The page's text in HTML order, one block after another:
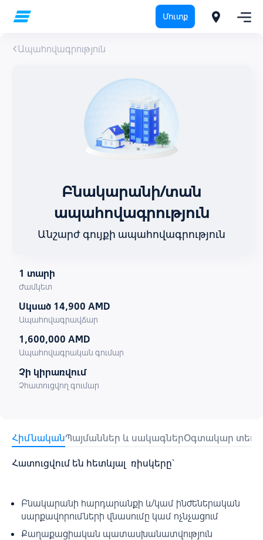
Մուտք
Ապահովագրություն
Բնակարանի/տան
ապահովագրություն
Անշարժ գույքի ապահովագրություն
1 տարի
Ժամկետ
Սկսած 14,900 AMD
Ապահովագրավճար
1,600,000 AMD
Ապահովագրական գումար
Չի կիրառվում
Չհատուցվող գումար
ՀիմնականՊայմաններ և սակագներՕգտակար
Հատուցվում են հետևյալ ռիսկերը`
Բնակարանի հարդարանքի և/կամ ինժեներական
սարքավորումների վնասումը կամ ոչնչացում
Քաղաքացիական պատասխանատվություն